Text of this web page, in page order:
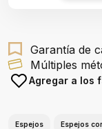
Garantía de
Múltiples
Agregar a los
Espejos Espejos